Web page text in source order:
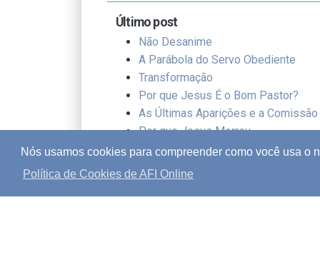
Nós usamos cookies para compreender como você usa o
Política de Cookies de AFI Online
Último post
Não Desanime
A Parábola do Servo Obediente
Transformação
Por que Jesus É o Bom Pastor?
As Últimas Aparições e a
Por que Jesus Morreu
Um Estilo de Vida de Adoração
Resiliência no Outono da Vida